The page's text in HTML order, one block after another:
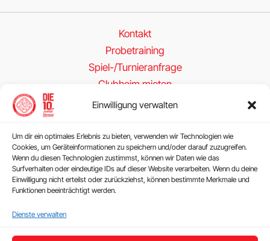
Einwilligung verwalten
Um dir ein optimales Erlebnis zu bieten, verwenden wir Technologien wie
Cookies, um Geräteinformationen zu speichern und/oder darauf zuzugreifen.
Wenn du diesen Technologien zustimmst, können wir Daten wie das
Surfverhalten oder eindeutige IDs auf dieser Website verarbeiten. Wenn du deine
Einwilligung nicht erteilst oder zurückziehst, können bestimmte Merkmale und
Funktionen beeinträchtigt werden.
Dienste verwalten
Kontakt
Probetraining
Spiel-/Turnieranfrage
Clubheim mieten